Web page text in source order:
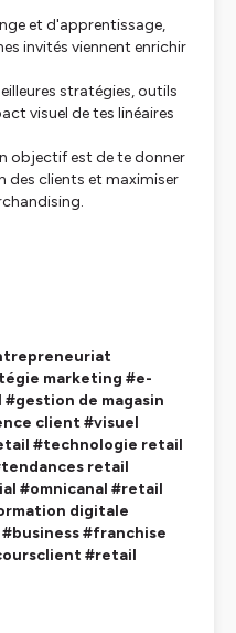
et d'apprentissage,
invités viennent enrichir
stratégies, outils
visuel de tes linéaires
objectif est de te donner
des clients et maximiser
marketing #e-
de magasin
client #visuel
#technologie retail
retail
#omnicanal #retail
digitale
#franchise
#retail